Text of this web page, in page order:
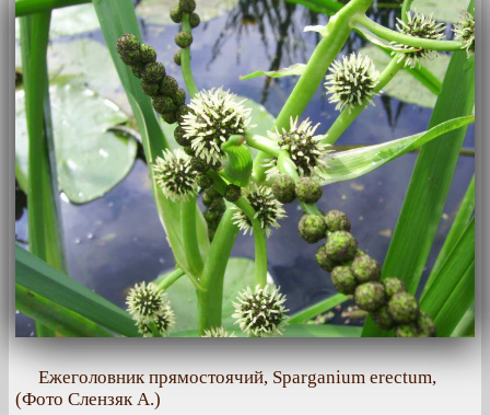
Ежеголовник прямостоячий, Sparganium erectum,
(Фото Слензяк А.)